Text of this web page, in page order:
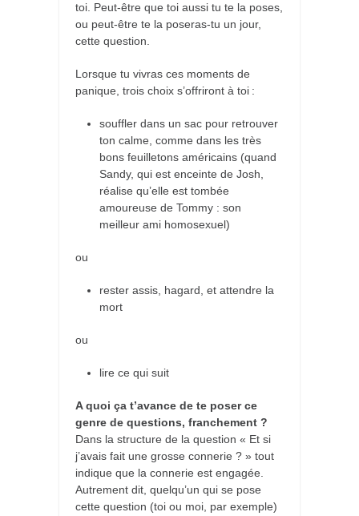
toi. Peut-être que toi aussi tu te la poses,
ou peut-être te la poseras-tu un jour,
cette question.
Lorsque tu vivras ces moments de
panique, trois choix s’offriront à toi :
souffler dans un sac pour retrouver
ton calme, comme dans les très
bons feuilletons américains (quand
Sandy, qui est enceinte de Josh,
réalise qu’elle est tombée
amoureuse de Tommy : son
meilleur ami homosexuel)
ou
rester assis, hagard, et attendre la
mort
ou
lire ce qui suit
A quoi ça t’avance de te poser ce
genre de questions, franchement ?
Dans la structure de la question « Et si
j’avais fait une grosse connerie ? » tout
indique que la connerie est engagée.
Autrement dit, quelqu’un qui se pose
cette question (toi ou moi, par exemple)